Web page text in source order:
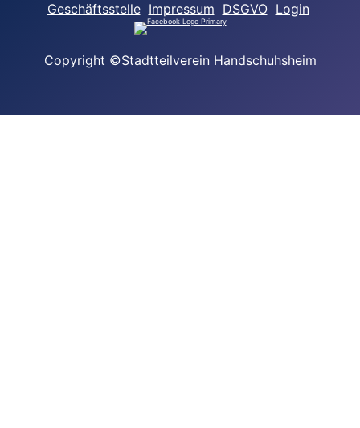
Geschäftsstelle Impressum DSGVO Login
Copyright ©Stadtteilverein Handschuhsheim